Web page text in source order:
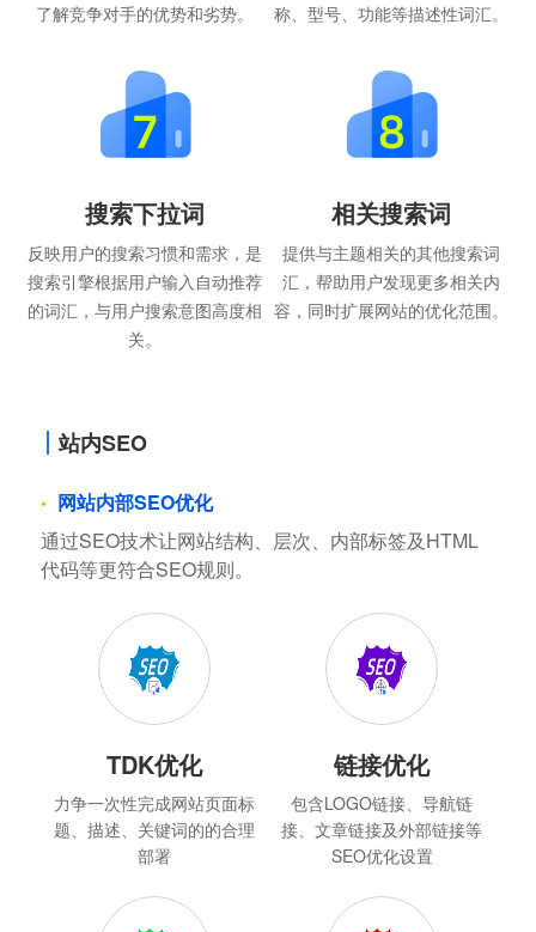
了解竞争对手的优势和劣势。
称、型号、功能等描述性词汇。
搜索下拉词
反映用户的搜索习惯和需求，是
搜索引擎根据用户输入自动推荐
的词汇，与用户搜索意图高度相
关。
相关搜索词
提供与主题相关的其他搜索词
汇，帮助用户发现更多相关内
容，同时扩展网站的优化范围。
站内SEO
网站内部SEO优化
通过SEO技术让网站结构、层次、内部标签及HTML
代码等更符合SEO规则。
TDK优化
力争一次性完成网站页面标
题、描述、关键词的的合理
部署
链接优化
包含LOGO链接、导航链
接、文章链接及外部链接等
SEO优化设置